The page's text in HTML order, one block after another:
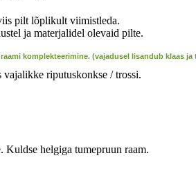
pilt lõplikult viimistleda.
ja materjalidel olevaid pilte.
raami komplekteerimine. (vajadusel lisandub klaas ja
vajalikke riputuskonkse / trossi.
Kuldse helgiga tumepruun raam.